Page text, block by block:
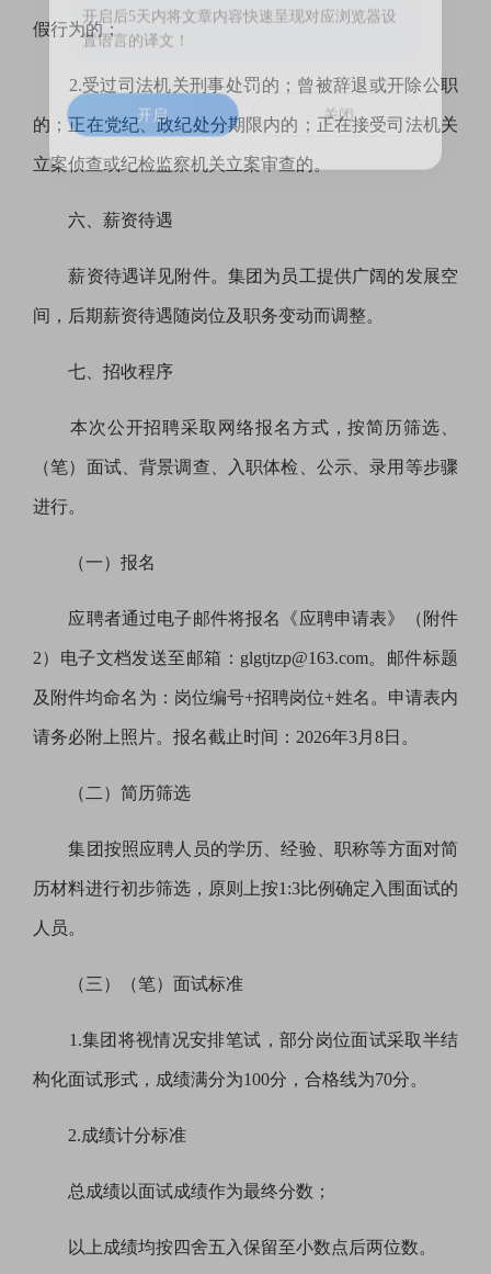
假行为的；
2.受过司法机关刑事处罚的；曾被辞退或开除公职
的；正在党纪、政纪处分期限内的；正在接受司法机关
立案侦查或纪检监察机关立案审查的。
六、薪资待遇
薪资待遇详见附件。集团为员工提供广阔的发展空
间，后期薪资待遇随岗位及职务变动而调整。
七、招收程序
本次公开招聘采取网络报名方式，按简历筛选、
（笔） 面试、背景调查、入职体检、公示、录用等步骤
进行。
（一）报名
应聘者通过电子邮件将报名《应聘申请表》（附件
2）电子文档发送至邮箱：glgtjtzp@163.com。邮件标题
及附件均命名为：岗位编号+招聘岗位+姓名。申请表内
请务必附上照片。报名截止时间：2026年3月 8日。
（二）简历筛选
集团按照应聘人员的学历、经验、职称等方面对简
历材料进行初步筛选 ，原则上按1 :3比例确定入围面试的
人员。
（三）（笔）面试标准
1.集团将视情况安排笔试， 部分岗位面试采取半结
构化面试形式，成绩满分为100分，合格线为70分。
2.成绩计分标准
总成绩以面试成绩作为最终分数；
以上成绩均按四舍五入保留至小数点后两位数。
开启后5天内将文章内容快速呈现对应浏览器设
置语言的译文！
开启 关闭